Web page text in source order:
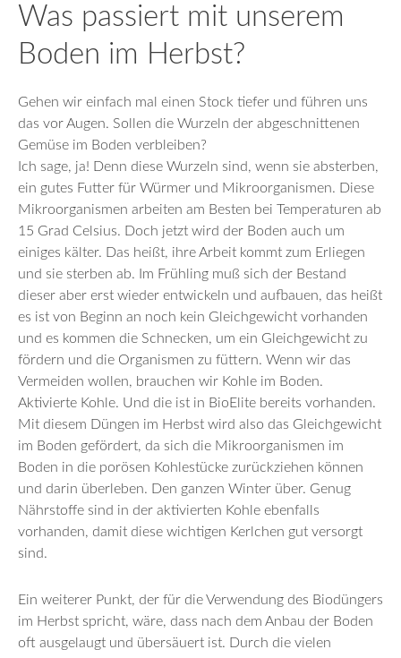
Was passiert mit unserem
Boden im Herbst?
Gehen wir einfach mal einen Stock tiefer und führen uns
das vor Augen. Sollen die Wurzeln der abgeschnittenen
Gemüse im Boden verbleiben?
Ich sage, ja! Denn diese Wurzeln sind, wenn sie absterben,
ein gutes Futter für Würmer und Mikroorganismen. Diese
Mikroorganismen arbeiten am Besten bei Temperaturen ab
15 Grad Celsius. Doch jetzt wird der Boden auch um
einiges kälter. Das heißt, ihre Arbeit kommt zum Erliegen
und sie sterben ab. Im Frühling muß sich der Bestand
dieser aber erst wieder entwickeln und aufbauen, das heißt
es ist von Beginn an noch kein Gleichgewicht vorhanden
und es kommen die Schnecken, um ein Gleichgewicht zu
fördern und die Organismen zu füttern. Wenn wir das
Vermeiden wollen, brauchen wir Kohle im Boden.
Aktivierte Kohle. Und die ist in BioElite bereits vorhanden.
Mit diesem Düngen im Herbst wird also das Gleichgewicht
im Boden gefördert, da sich die Mikroorganismen im
Boden in die porösen Kohlestücke zurückziehen können
und darin überleben. Den ganzen Winter über. Genug
Nährstoffe sind in der aktivierten Kohle ebenfalls
vorhanden, damit diese wichtigen Kerlchen gut versorgt
sind.
Ein weiterer Punkt, der für die Verwendung des Biodüngers
im Herbst spricht, wäre, dass nach dem Anbau der Boden
oft ausgelaugt und übersäuert ist. Durch die vielen